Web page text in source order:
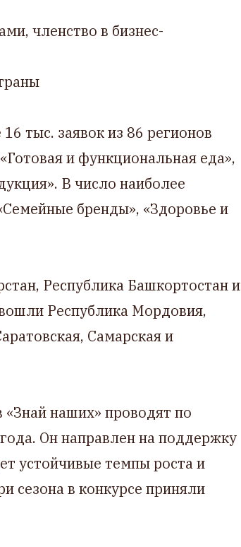
членство в бизнес-
тыс. заявок из 86 регионов
и функциональная еда»,
В число наиболее
бренды», «Здоровье и
Республика Башкортостан и
Республика Мордовия,
Самарская и
наших» проводят по
Он направлен на поддержку
устойчивые темпы роста и
сезона в конкурсе приняли